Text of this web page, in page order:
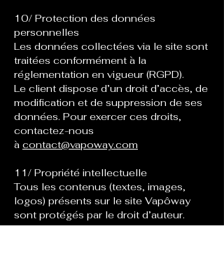
10/ Protection des données
personnelles
Les données collectées via le site sont
traitées conformément à la
réglementation en vigueur (RGPD).
Le client dispose d’un droit d’accès, de
modification et de suppression de ses
données. Pour exercer ces droits,
contactez-nous
à contact@vapoway.com
11/ Propriété intellectuelle
Tous les contenus (textes, images,
logos) présents sur le site Vapôway
sont protégés par le droit d’auteur.
Toute reproduction ou utilisation sans